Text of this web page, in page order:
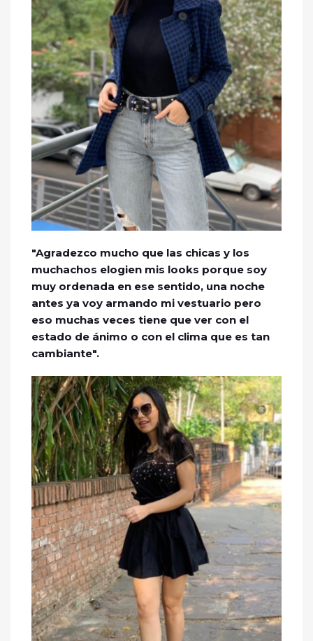
"Agradezco mucho que las chicas y los
muchachos elogien mis looks porque soy
muy ordenada en ese sentido, una noche
antes ya voy armando mi vestuario pero
eso muchas veces tiene que ver con el
estado de ánimo o con el clima que es tan
cambiante".